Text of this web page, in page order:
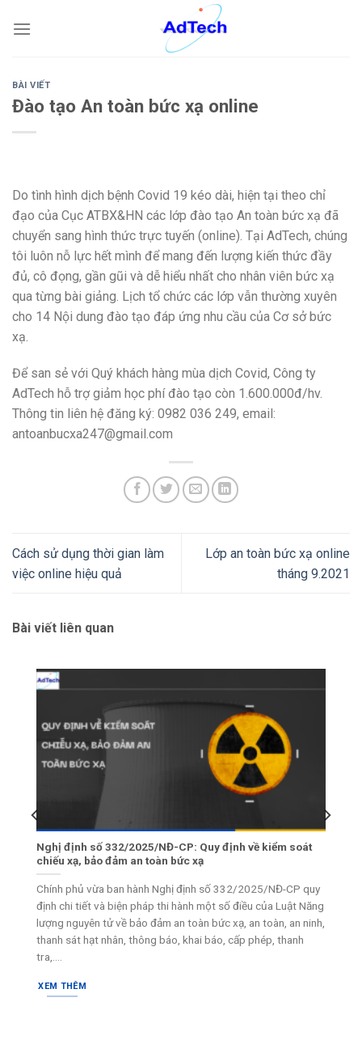
BÀI VIẾT
Đào tạo An toàn bức xạ online
Do tình hình dịch bệnh Covid 19 kéo dài, hiện tại theo chỉ
đạo của Cục ATBX&HN các lớp đào tạo An toàn bức xạ đã
chuyển sang hình thức trực tuyến (online). Tại AdTech, chúng
tôi luôn nỗ lực hết mình để mang đến lượng kiến thức đầy
đủ, cô đọng, gần gũi và dễ hiểu nhất cho nhân viên bức xạ
qua từng bài giảng. Lịch tổ chức các lớp vẫn thường xuyên
cho 14 Nội dung đào tạo đáp ứng nhu cầu của Cơ sở bức
xạ.
Để san sẻ với Quý khách hàng mùa dịch Covid, Công ty
AdTech hỗ trợ giảm học phí đào tạo còn 1.600.000đ/hv.
Thông tin liên hệ đăng ký: 0982 036 249, email:
antoanbucxa247@gmail.com
Cách sử dụng thời gian làm
việc online hiệu quả
Lớp an toàn bức xạ online
tháng 9.2021
Bài viết liên quan
Nghị định số 332/2025/NĐ-CP: Quy định về kiểm soát
chiếu xạ, bảo đảm an toàn bức xạ
Chính phủ vừa ban hành Nghị định số 332/2025/NĐ-CP quy
định chi tiết và biện pháp thi hành một số điều của Luật Năng
lượng nguyên tử về bảo đảm an toàn bức xạ, an toàn, an ninh,
thanh sát hạt nhân, thông báo, khai báo, cấp phép, thanh
tra,....
XEM THÊM